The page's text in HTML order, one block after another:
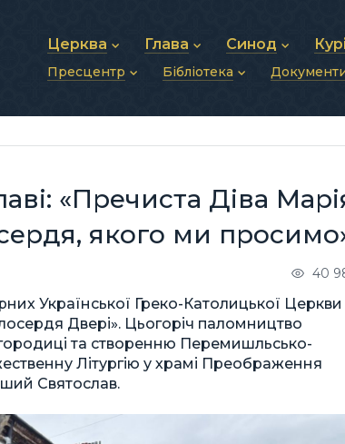
Церква
Про УГКЦ
Структура УГКЦ
Глава
Блаженніший Святослав
Фотографії
Синод
Синод Єпископів
Митрополичі
Пресцентр
Публікації
Фото та відео
Бібліотека
Молитви
«Пречиста Діва
якого ми
40
Української Греко-Католицької Церкви
Двері». Цьогоріч паломництво
та створенню Перемишльсько-
Літургію у храмі Преображення
Святослав.